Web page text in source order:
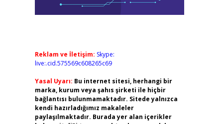
Reklam ve İletişim: Skype:
live:.cid.575569c608265c69
Yasal Uyarı: Bu internet sitesi, herhangi bir
marka, kurum veya şahıs şirketi ile hiçbir
bağlantısı bulunmamaktadır. Sitede yalnızca
kendi hazırladığımız makaleler
paylaşılmaktadır. Burada yer alan içerikler